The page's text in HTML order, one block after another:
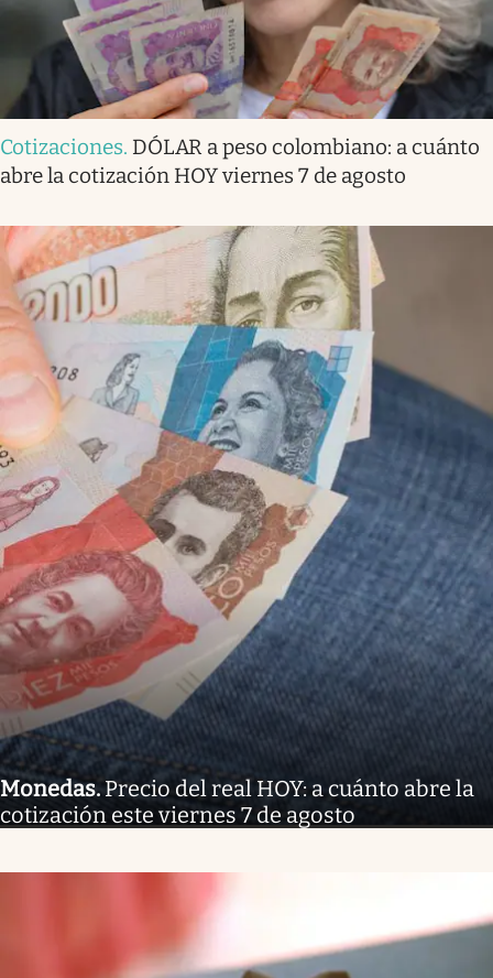
Cotizaciones. DÓLAR a peso colombiano: a cuánto
abre la cotización HOY viernes 7 de agosto
Monedas.Precio del real HOY: a cuánto abre la
cotización este viernes 7 de agosto